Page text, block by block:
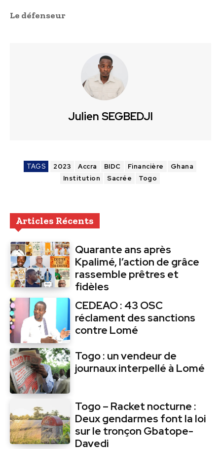
Le défenseur
Julien SEGBEDJI
TAGS 2023 Accra BIDC Financière
Ghana
Institution
Sacrée Togo
Articles Récents
Quarante ans après
Kpalimé, l’action de grâce
rassemble prêtres et
fidèles
CEDEAO : 43 OSC
réclament des sanctions
contre Lomé
Togo : un vendeur de
journaux interpellé à Lomé
Togo – Racket nocturne :
Deux gendarmes font la loi
sur le tronçon Gbatope-
Davedi